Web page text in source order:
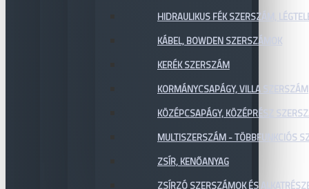
HIDRAULIKUS FÉK SZERSZÁM,
KÁBEL, BOWDEN SZERSZÁMOK
KERÉK SZERSZÁM
KORMÁNYCSAPÁGY, VILLA SZERSZÁM
KÖZÉPCSAPÁGY, KÖZÉPRÉSZ
MULTISZERSZÁM - TÖBBFUNKCIÓS
ZSÍR, KENŐANYAG
ZSÍRZÓ SZERSZÁMOK ÉS